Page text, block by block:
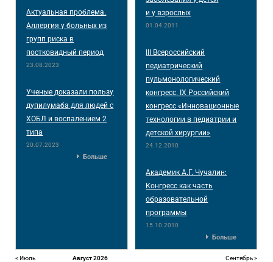
Актуальная проблема.
Аллергия у больных из
групп риска в
постковидный период
23.08.2023
Ученые доказали пользу
дупилумаба для людей с
ХОБЛ и воспалением 2
типа
20.07.2023
Больше
и у взрослых
01.04.2011
III Всероссийский
педиатрический
пульмонологический
конгресс. IX Российский
конгресс «Инновационные
технологии в педиатрии и
детской хирургии»
24.12.2010
Академик А.Г. Чучалин:
Конгресс как часть
образовательной
программы
15.10.2010
Больше
< Июль Август 2026 Сентябрь >